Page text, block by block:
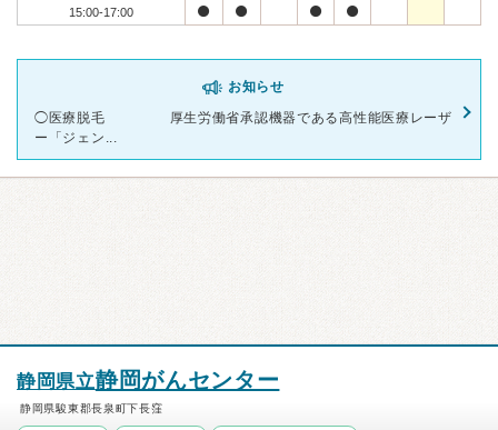
15:00-17:00
お知らせ
◯医療脱毛 厚生労働省承認機器である高性能医療レーザ
ー「ジェン...
静岡県立静岡がんセンター
静岡県駿東郡長泉町下長窪